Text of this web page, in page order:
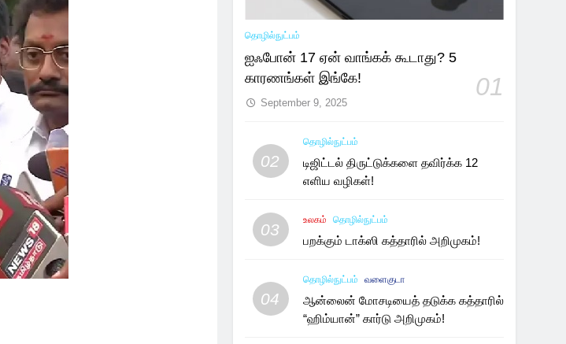
தொழில்நுட்பம்
ஐஃபோன் 17 ஏன் வாங்கக் கூடாது? 5
காரணங்கள் இங்கே!
01
September 9, 2025
02
தொழில்நுட்பம்
டிஜிட்டல் திருட்டுக்களை தவிர்க்க 12
எளிய வழிகள்!
03
உலகம் தொழில்நுட்பம்
பறக்கும் டாக்ஸி கத்தாரில் அறிமுகம்!
04
தொழில்நுட்பம் வளைகுடா
ஆன்லைன் மோசடியைத் தடுக்க கத்தாரில்
“ஹிம்யான்” கார்டு அறிமுகம்!